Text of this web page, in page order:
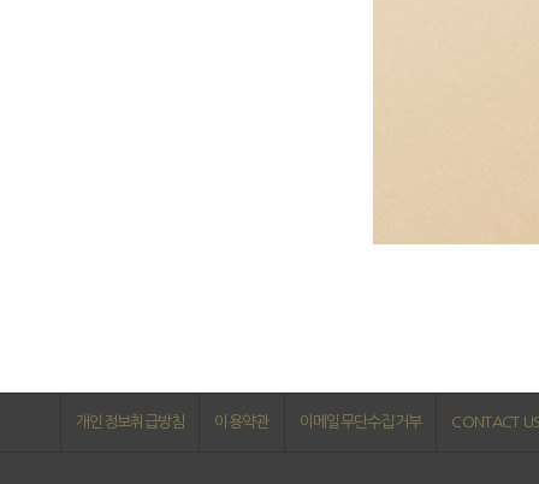
개인정보취급방침 이용약관 이메일무단수집거부 CONTACT